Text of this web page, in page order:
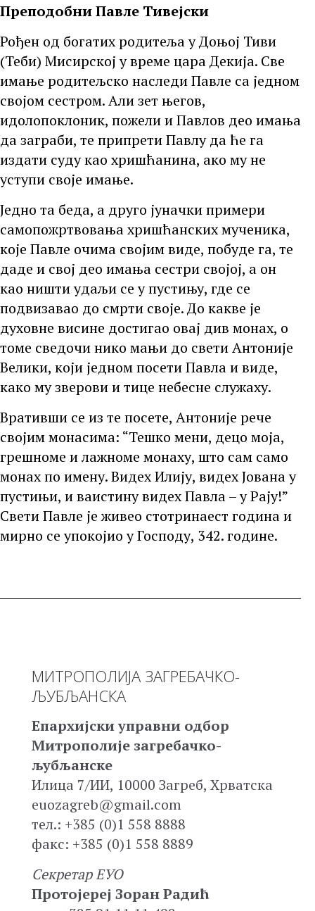
Преподобни Павле Тивејски
Рођен од богатих родитеља у Доњој Тиви
(Теби) Мисирској у време цара Декија. Све
имање родитељско наследи Павле са једном
својом сестром. Али зет његов,
идолопоклоник, пожели и Павлов део имања
да заграби, те припрети Павлу да ће га
издати суду као хришћанина, ако му не
уступи своје имање.
Једно та беда, а друго јуначки примери
самопожртвовања хришћанских мученика,
које Павле очима својим виде, побуде га, те
даде и свој део имања сестри својој, а он
као ништи удаљи се у пустињу, где се
подвизавао до смрти своје. До какве је
духовне висине достигао овај див монах, о
томе сведочи нико мањи до свети Антоније
Велики, који једном посети Павла и виде,
како му зверови и тице небесне служаху.
Вративши се из те посете, Антоније рече
својим монасима: “Тешко мени, децо моја,
грешноме и лажноме монаху, што сам само
монах по имену. Видех Илију, видех Јована у
пустињи, и ваистину видех Павла – у Рају!”
Свети Павле је живео стотринаест година и
мирно се упокојио у Господу, 342. године.
МИТРОПОЛИЈА ЗАГРЕБАЧКО-
ЉУБЉАНСКА
Епархијски управни одбор
Митрополије загребачко-
љубљанске
Илица 7/ИИ, 10000 Загреб, Хрватска
euozagreb@gmail.com
тел.: +385 (0)1 558 8888
факс: +385 (0)1 558 8889
Секретар ЕУО
Протојереј Зоран Радић